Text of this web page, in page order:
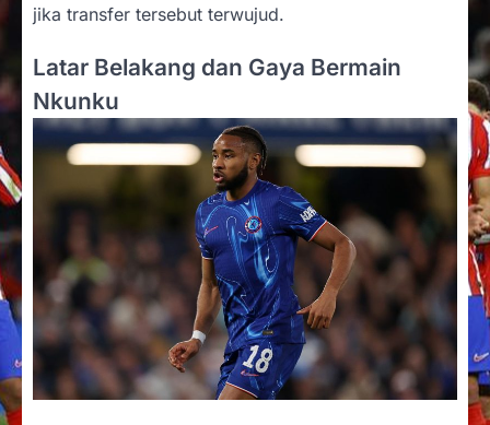
jika transfer tersebut terwujud.
Latar Belakang dan Gaya Bermain
Nkunku